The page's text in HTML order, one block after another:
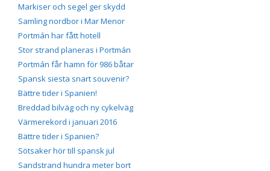
Markiser och segel ger skydd
Samling nordbor i Mar Menor
Portmán har fått hotell
Stor strand planeras i Portmán
Portmán får hamn för 986 båtar
Spansk siesta snart souvenir?
Bättre tider i Spanien!
Breddad bilväg och ny cykelväg
Värmerekord i januari 2016
Bättre tider i Spanien?
Sötsaker hör till spansk jul
Sandstrand hundra meter bort